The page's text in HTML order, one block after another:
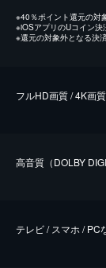
※40％ポイント還元の対
※iOSアプリのUコイン決
※還元の対象外となる決
フルHD画質 / 4K画質
⾼⾳質（DOLBY
テレビ / スマホ / PC